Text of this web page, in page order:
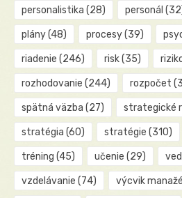
personalistika (28) personál
plány(48) procesy(39)
riadenie (246) risk(35)
rozhodovanie (244) rozpočet
spätná väzba (27) strategické
stratégia (60) stratégie (310)
tréning (45) učenie (29)
vzdelávanie (74) výcvik